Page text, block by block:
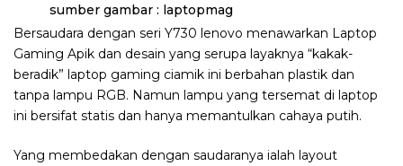
sumber gambar : laptopmag
Bersaudara dengan seri Y730 lenovo menawarkan Laptop
Gaming Apik dan desain yang serupa layaknya “kakak-
beradik” laptop gaming ciamik ini berbahan plastik dan
tanpa lampu RGB. Namun lampu yang tersemat di laptop
ini bersifat statis dan hanya memantulkan cahaya putih.
Yang membedakan dengan saudaranya ialah layout